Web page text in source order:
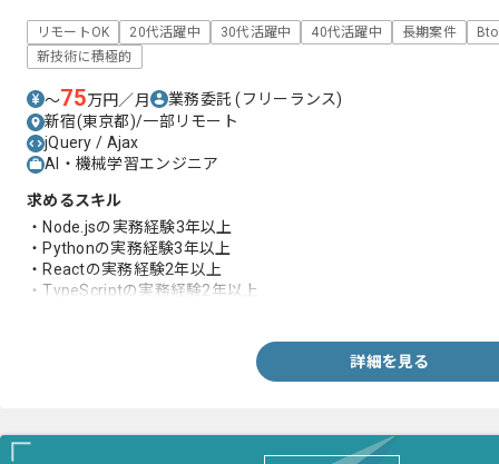
リモートOK 20代活躍中 30代活躍中 40代活躍中 長期案件
新技術に積極的
〜75万円／月 業務委託(フリーランス)
新宿(東京都)/一部リモート
jQuery / Ajax
AI・機械学習エンジニア
求めるスキル
・Node.jsの実務経験3年以上
・Pythonの実務経験3年以上
・Reactの実務経験2年以上
・TypeScriptの実務経験2年以上
詳細を見る